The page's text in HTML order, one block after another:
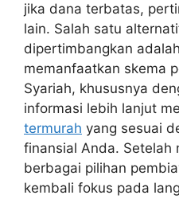
jika dana terbatas,
lain. Salah satu
dipertimbangkan
memanfaatkan skema
Syariah, khususnya
informasi lebih lanjut
termurah yang sesuai
finansial Anda. Setelah
berbagai pilihan
kembali fokus pada